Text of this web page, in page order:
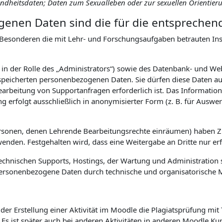
Daten zum Sexualleben oder zur sexuellen
Daten sind die für die
die mit Lehr- und Forschungsaufgaben betrauten
der Rolle des „Administrators“) sowie des Datenbank- und
personenbezogenen Daten. Sie dürfen diese Daten
von Supportanfragen erforderlich ist. Das
erfolgt ausschließlich in anonymisierter Form (z. B. für
denen Lehrende Bearbeitungsrechte einräumen)
Festgehalten wird, dass eine Weitergabe an Dritte nur
Supports, Hostings, der Wartung und
Daten durch technische und organisatorische
Erstellung einer Aktivität im Moodle die Plagiatsprüfung